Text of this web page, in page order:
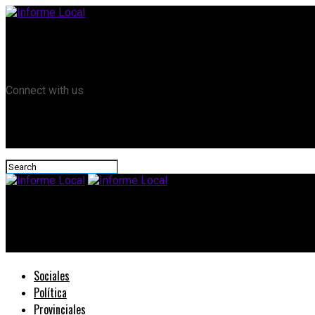
Connect with us
Sociales
Política
Provinciales